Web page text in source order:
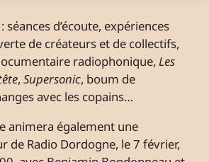
d’écoute, expériences
de créateurs et de collectifs,
radiophonique, Les
, Supersonic, boum de
avec les copains…
animera également une
de Radio Dordogne, le 7 février,